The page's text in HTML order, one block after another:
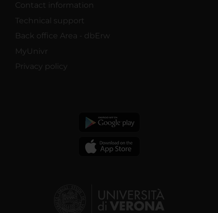
Contact information
Technical support
Back office Area - dbErw
MyUnivr
Privacy policy